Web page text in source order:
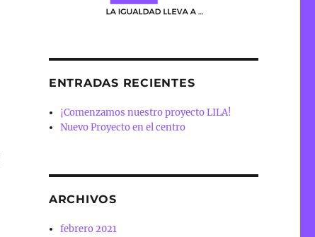
ENTRADAS RECIENTES
¡Comenzamos nuestro proyecto LILA!
Nuevo Proyecto en el centro
ARCHIVOS
febrero 2021